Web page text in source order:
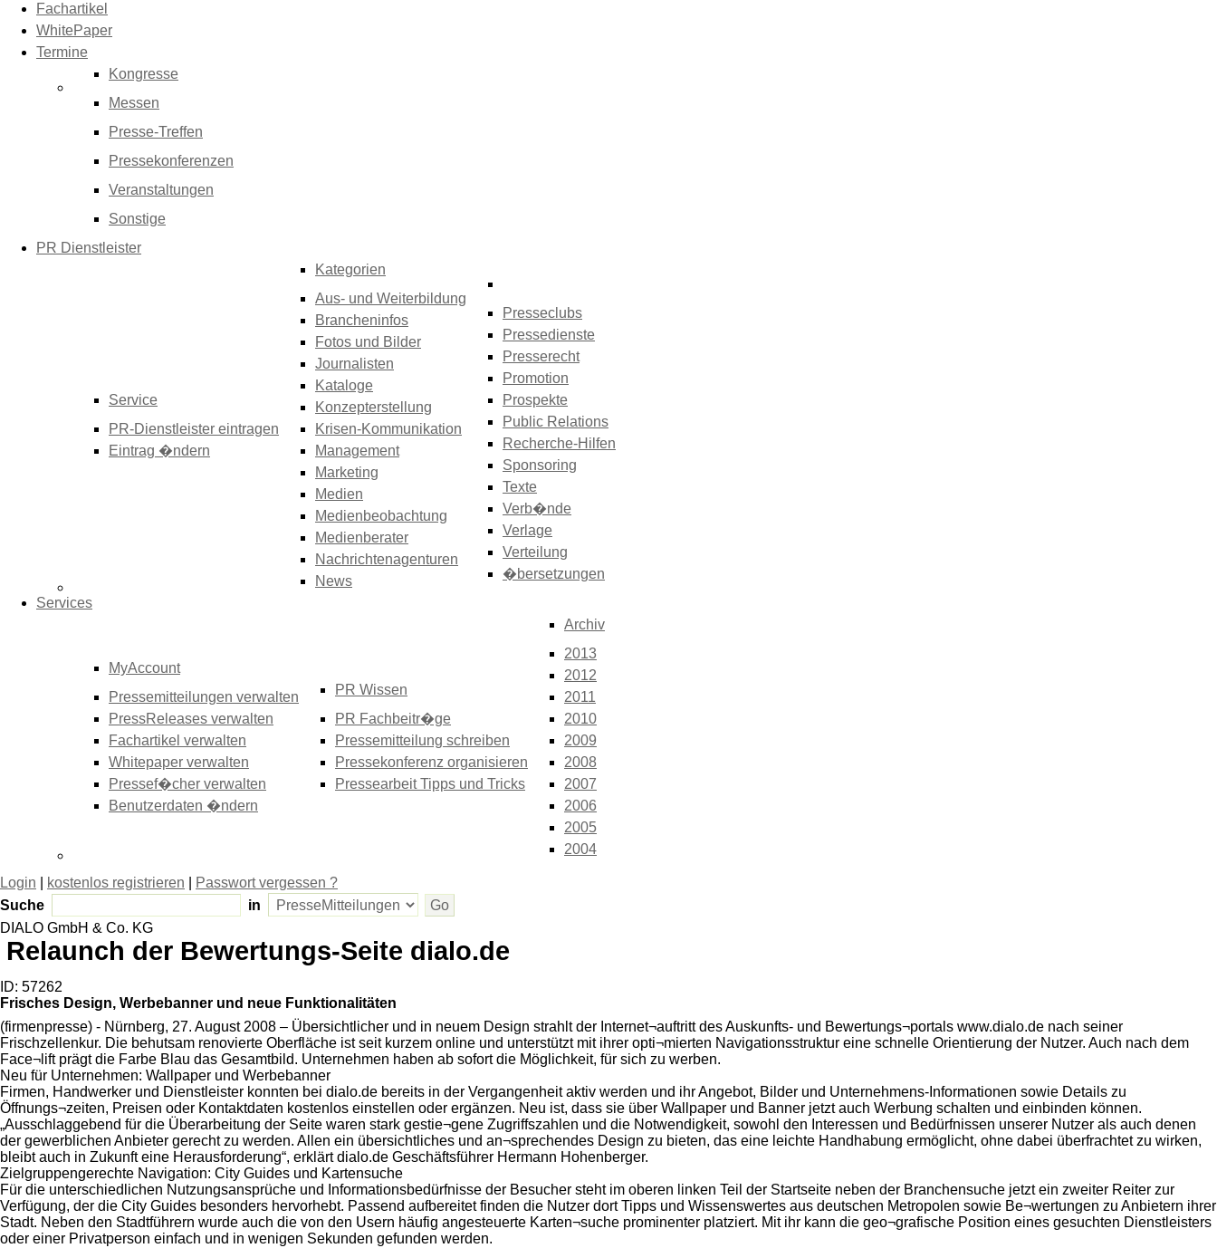
Fachartikel
WhitePaper
Termine
Kongresse
Messen
Presse-Treffen
Pressekonferenzen
Veranstaltungen
Sonstige
PR Dienstleister
Service
PR-Dienstleister eintragen
Eintrag �ndern
Kategorien
Aus- und Weiterbildung
Brancheninfos
Fotos und Bilder
Journalisten
Kataloge
Konzepterstellung
Krisen-Kommunikation
Management
Marketing
Medien
Medienbeobachtung
Medienberater
Nachrichtenagenturen
News
Presseclubs
Pressedienste
Presserecht
Promotion
Prospekte
Public Relations
Recherche-Hilfen
Sponsoring
Texte
Verb�nde
Verlage
Verteilung
�bersetzungen
Services
MyAccount
Pressemitteilungen verwalten
PressReleases verwalten
Fachartikel verwalten
Whitepaper verwalten
Pressef�cher verwalten
Benutzerdaten �ndern
PR Wissen
PR Fachbeitr�ge
Pressemitteilung schreiben
Pressekonferenz organisieren
Pressearbeit Tipps und Tricks
Archiv
2013
2012
2011
2010
2009
2008
2007
2006
2005
2004
Login kostenlos registrieren
Passwort vergessen ?
Suche
in
DIALO GmbH & Co. KG
Relaunch der Bewertungs-Seite dialo.de
ID: 57262
Frisches Design, Werbebanner und neue Funktionalitäten
(firmenpresse) - Nürnberg, 27. August 2008 – Übersichtlicher und in neuem Design strahlt der Internet¬auftritt des Auskunfts- und Bewertungs¬portals www.dialo.de nach seiner
Frischzellenkur. Die behutsam renovierte Oberfläche ist seit kurzem online und unterstützt mit ihrer opti¬mierten Navigationsstruktur eine schnelle Orientierung der Nutzer. Auch nach dem
Face¬lift prägt die Farbe Blau das Gesamtbild. Unternehmen haben ab sofort die Möglichkeit, für sich zu werben.
Neu für Unternehmen: Wallpaper und Werbebanner
Firmen, Handwerker und Dienstleister konnten bei dialo.de bereits in der Vergangenheit aktiv werden und ihr Angebot, Bilder und Unternehmens-Informationen sowie Details zu
Öffnungs¬zeiten, Preisen oder Kontaktdaten kostenlos einstellen oder ergänzen. Neu ist, dass sie über Wallpaper und Banner jetzt auch Werbung schalten und einbinden können.
„Ausschlaggebend für die Überarbeitung der Seite waren stark gestie¬gene Zugriffszahlen und die Notwendigkeit, sowohl den Interessen und Bedürfnissen unserer Nutzer als auch denen
der gewerblichen Anbieter gerecht zu werden. Allen ein übersichtliches und an¬sprechendes Design zu bieten, das eine leichte Handhabung ermöglicht, ohne dabei überfrachtet zu wirken,
bleibt auch in Zukunft eine Herausforderung“, erklärt dialo.de Geschäftsführer Hermann Hohenberger.
Zielgruppengerechte Navigation: City Guides und Kartensuche
Für die unterschiedlichen Nutzungsansprüche und Informationsbedürfnisse der Besucher steht im oberen linken Teil der Startseite neben der Branchensuche jetzt ein zweiter Reiter zur
Verfügung, der die City Guides besonders hervorhebt. Passend aufbereitet finden die Nutzer dort Tipps und Wissenswertes aus deutschen Metropolen sowie Be¬wertungen zu Anbietern ihrer
Stadt. Neben den Stadtführern wurde auch die von den Usern häufig angesteuerte Karten¬suche prominenter platziert. Mit ihr kann die geo¬grafische Position eines gesuchten Dienstleisters
oder einer Privatperson einfach und in wenigen Sekunden gefunden werden.